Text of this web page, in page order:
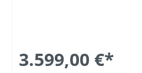
3.599,00 €*